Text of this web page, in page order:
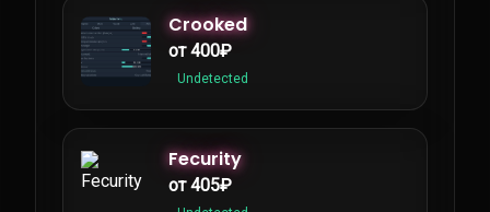
Crooked
от 400₽
Undetected
Fecurity
от 405₽